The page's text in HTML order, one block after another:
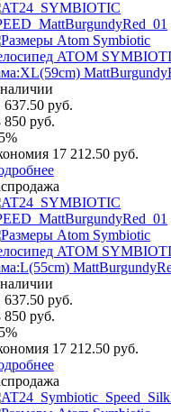
ATOM
637.50 руб.
850 руб.
%
17 212.50 руб.
ATOM
637.50 руб.
850 руб.
%
17 212.50 руб.